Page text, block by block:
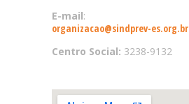
E-mail:
organizacao@sindprev-es.org.br
Centro Social: 3238-9132